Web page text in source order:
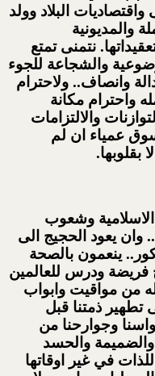
البلاد وولد
والمديونية
نتمنى تمتع
والشجاعة للجوء
وانصاف.. ولاحترام
واحترام مكانة
والالتزامات
عمياء ان لم
بقلوبها.
الاسلامية وشعوب
وان يعود الحجيج الى
ينعمون بالصحة
فريضة ودرس للعالمين
من مواقيت وابواب
تطهير ذمتنا قبل
وجوارحنا من
والضميمة والحسد
في غير اوقاتها